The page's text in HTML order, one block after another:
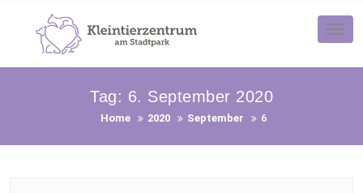
content
Tag: 6. September 2020
Home 2020 September 6